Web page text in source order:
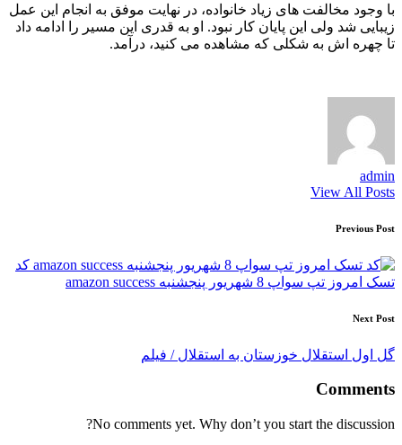
با وجود مخالفت های زیاد خانواده، در نهایت موفق به انجام این عمل
زیبایی شد ولی این پایان کار نبود. او به قدری این مسیر را ادامه داد
تا چهره اش به شکلی که مشاهده می کنید، درآمد.
admin
View All Posts
Post
navigation
Previous Post
کد
تسک امروز تپ سواپ 8 شهریور پنجشنبه amazon success
Next Post
گل اول استقلال خوزستان به استقلال / فیلم
Comments
No comments yet. Why don’t you start the discussion?